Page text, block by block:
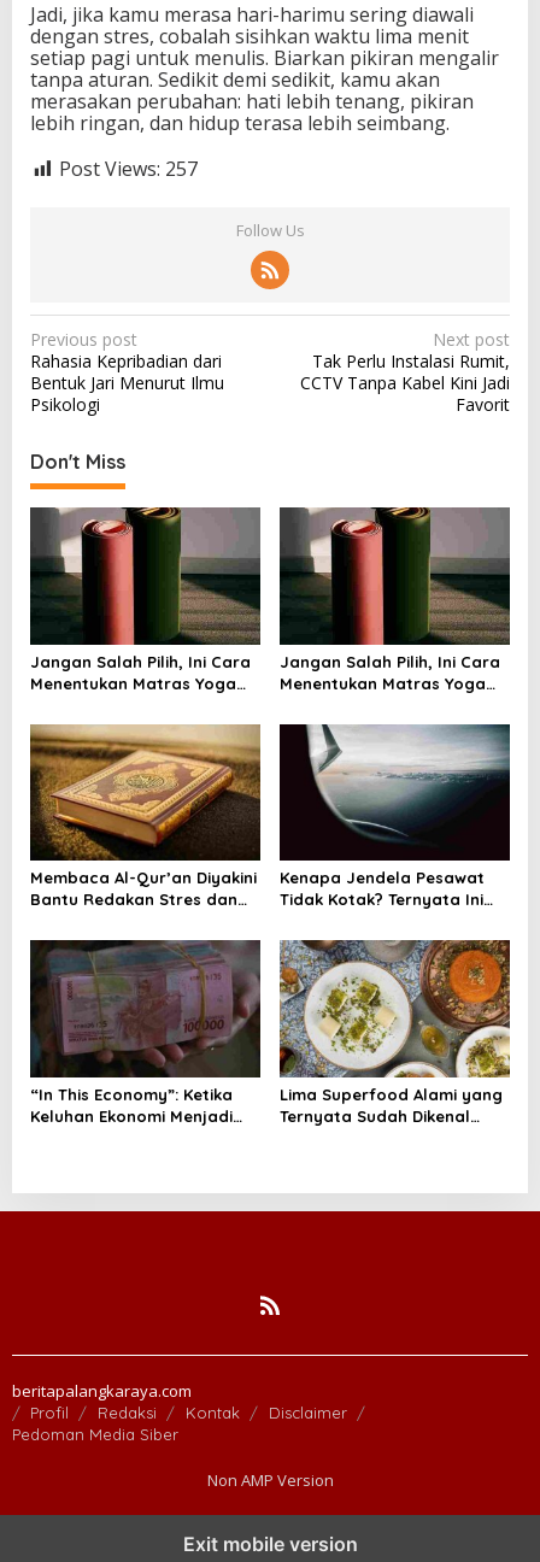
Jadi, jika kamu merasa hari-harimu sering diawali
dengan stres, cobalah sisihkan waktu lima menit
setiap pagi untuk menulis. Biarkan pikiran mengalir
tanpa aturan. Sedikit demi sedikit, kamu akan
merasakan perubahan: hati lebih tenang, pikiran
lebih ringan, dan hidup terasa lebih seimbang.
Post Views: 257
Follow Us
P
o
s
n
a
i
g
a
t
o
n
Previous post
Rahasia Kepribadian dari
Bentuk Jari Menurut Ilmu
Psikologi
Next post
Tak Perlu Instalasi Rumit,
CCTV Tanpa Kabel Kini Jadi
Favorit
Don't Miss
Jangan Salah Pilih, Ini Cara
Menentukan Matras Yoga
Jangan Salah Pilih, Ini Cara
Menentukan Matras Yoga
Membaca Al-Qur’an Diyakini
Bantu Redakan Stres dan
Kenapa Jendela Pesawat
Tidak Kotak? Ternyata Ini
“In This Economy”: Ketika
Keluhan Ekonomi Menjadi
Lima Superfood Alami yang
Ternyata Sudah Dikenal
beritapalangkaraya.com
Profil Redaksi Kontak
Disclaimer
Pedoman Media Siber
Non AMP Version
Exit mobile version